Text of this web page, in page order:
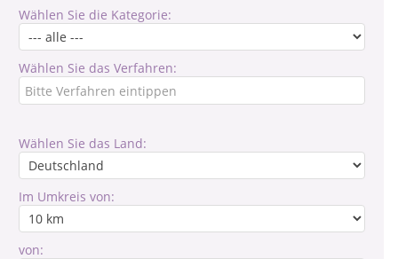
Wählen Sie die Kategorie:
Wählen Sie das Verfahren:
Wählen Sie das Land:
Im Umkreis von:
von: